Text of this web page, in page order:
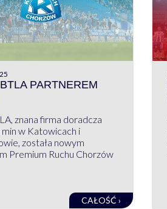
PARTNEREM
znana firma doradcza
min w Katowicach i
została nowym
Premium Ruchu Chorzów
CAŁOŚĆ ›